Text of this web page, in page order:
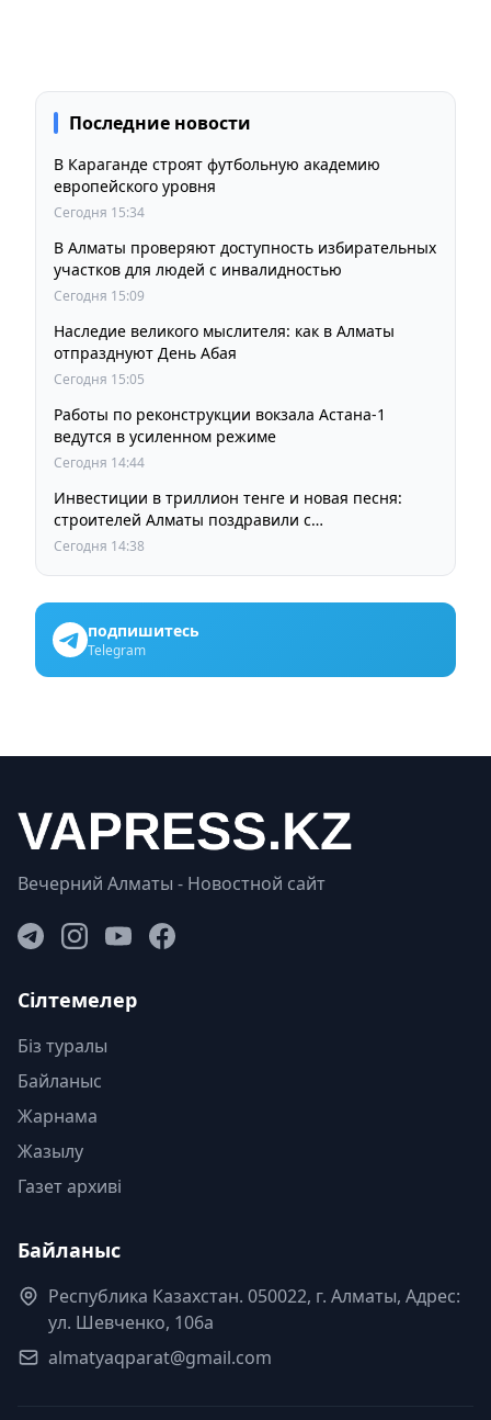
Последние новости
В Караганде строят футбольную академию
европейского уровня
Сегодня 15:34
В Алматы проверяют доступность избирательных
участков для людей с инвалидностью
Сегодня 15:09
Наследие великого мыслителя: как в Алматы
отпразднуют День Абая
Сегодня 15:05
Работы по реконструкции вокзала Астана-1
ведутся в усиленном режиме
Сегодня 14:44
Инвестиции в триллион тенге и новая песня:
строителей Алматы поздравили с
профессиональным праздником
Сегодня 14:38
подпишитесь
Telegram
Вечерний Алматы - Новостной сайт
Сілтемелер
Біз туралы
Байланыс
Жарнама
Жазылу
Газет архиві
Байланыс
Республика Казахстан. 050022, г. Алматы, Адрес:
ул. Шевченко, 106а
almatyaqparat@gmail.com